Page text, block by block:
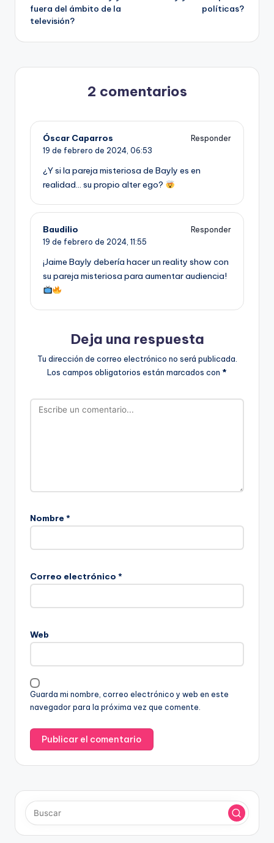
entradas
fuera del ámbito de la
televisión?
políticas?
2 comentarios
Óscar Caparros
Responder
19 de febrero de 2024, 06:53
¿Y si la pareja misteriosa de Bayly es en
realidad… su propio alter ego?
Baudilio
Responder
19 de febrero de 2024, 11:55
¡Jaime Bayly debería hacer un reality show con
su pareja misteriosa para aumentar audiencia!
Deja una respuesta
Tu dirección de correo electrónico no será publicada.
Los campos obligatorios están marcados con *
Nombre *
Correo electrónico *
Web
Guarda mi nombre, correo electrónico y web en este
navegador para la próxima vez que comente.